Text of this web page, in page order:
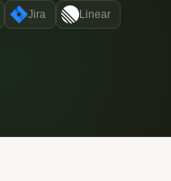
Jira Linear